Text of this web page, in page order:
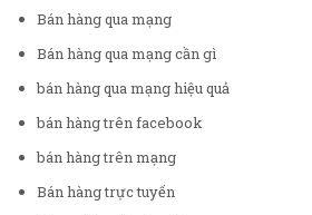
Bán hàng qua mạng
Bán hàng qua mạng cần gì
bán hàng qua mạng hiệu quả
bán hàng trên facebook
bán hàng trên mạng
Bán hàng trực tuyến